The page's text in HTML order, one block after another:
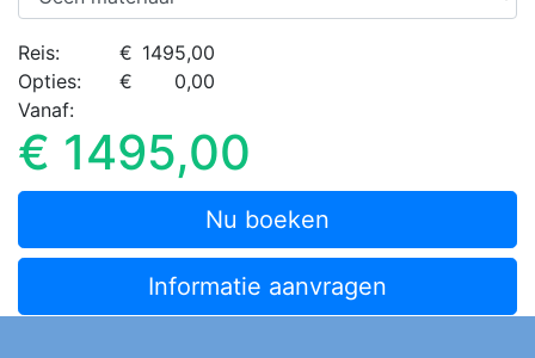
Reis:
1495,00
Opties:
0,00
Vanaf:
€ 1495,00
Nu boeken
Informatie aanvragen